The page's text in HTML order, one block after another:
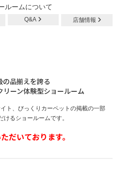
Q&A 店舗情報
の品揃えを誇る
ーン体験型ショールーム
ト、びっくりカーペットの掲載の一部
るショールームです。
だいております。